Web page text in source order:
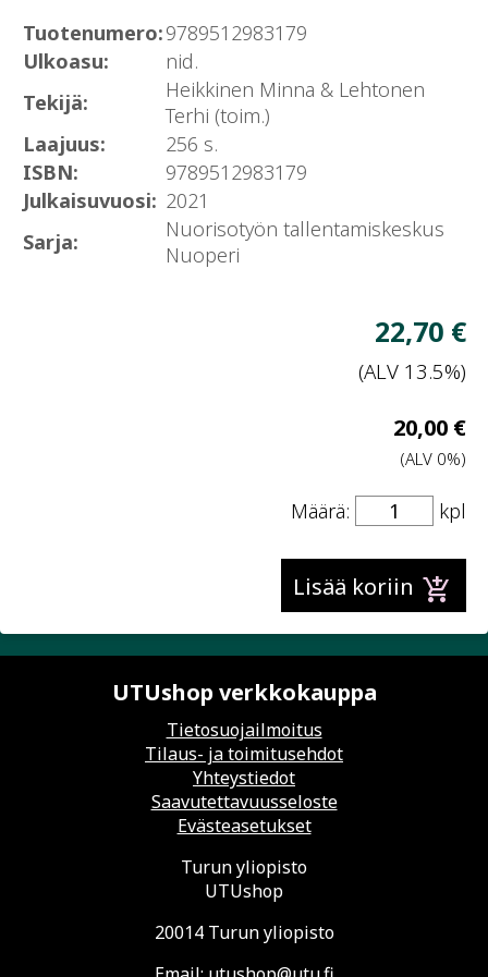
Tuotenumero:9789512983179
Ulkoasu:
nid.
Tekijä:
Heikkinen Minna & Lehtonen
Terhi (toim.)
Laajuus:
256 s.
ISBN:
9789512983179
Julkaisuvuosi: 2021
Sarja:
Nuorisotyön tallentamiskeskus
Nuoperi
22,70 €
(ALV 13.5%)
20,00 €
(ALV 0%)
Määrä: kpl
Lisää koriin add_shopping_cart
UTUshop verkkokauppa
Tietosuojailmoitus
Tilaus- ja toimitusehdot
Yhteystiedot
Saavutettavuusseloste
Evästeasetukset
Turun yliopisto
UTUshop
20014 Turun yliopisto